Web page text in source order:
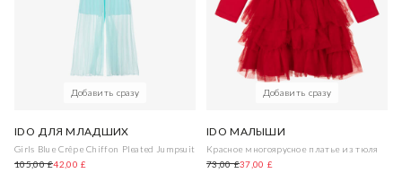
Добавить сразу
IDO ДЛЯ МЛАДШИХ
Girls Blue Crêpe Chiffon Pleated Jumpsuit
105,00 £42,00 £
Добавить сразу
IDO МАЛЫШИ
Красное многоярусное платье из тюля
73,00 £37,00 £